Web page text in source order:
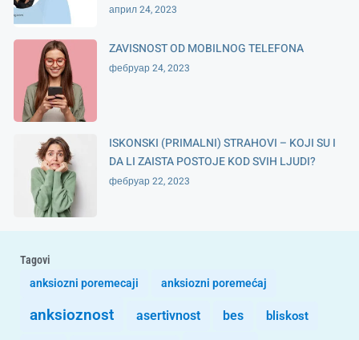
април 24, 2023
ZAVISNOST OD MOBILNOG TELEFONA
фебруар 24, 2023
ISKONSKI (PRIMALNI) STRAHOVI – KOJI SU I
DA LI ZAISTA POSTOJE KOD SVIH LJUDI?
фебруар 22, 2023
Tagovi
anksiozni poremecaji
anksiozni poremećaj
anksioznost asertivnost bes bliskost